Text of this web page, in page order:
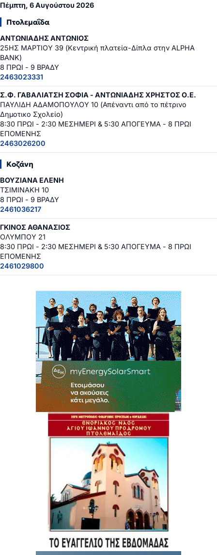
Πέμπτη, 6 Αυγούστου 2026
Πτολεμαΐδα
ΑΝΤΩΝΙΑΔΗΣ ΑΝΤΩΝΙΟΣ
25ΗΣ ΜΑΡΤΙΟΥ 39 (Κεντρική πλατεία-Δίπλα στην ALPHA
BANK)
8 ΠΡΩΙ - 9 ΒΡΑΔΥ
2463023331
Σ.Φ. ΓΑΒΑΛΙΑΤΣΗ ΣΟΦΙΑ - ΑΝΤΩΝΙΑΔΗΣ ΧΡΗΣΤΟΣ Ο.Ε.
ΠΑΥΛΙΔΗ ΑΔΑΜΟΠΟΥΛΟΥ 10 (Απέναντι από το πέτρινο
Δημοτικο Σχολείο)
8:30 ΠΡΩΙ - 2:30 ΜΕΣΗΜΕΡΙ & 5:30 ΑΠΟΓΕΥΜΑ - 8 ΠΡΩΙ
ΕΠΟΜΕΝΗΣ
2463026200
Κοζάνη
ΒΟΥΖΙΑΝΑ ΕΛΕΝΗ
ΤΣΙΜΙΝΑΚΗ 10
8 ΠΡΩΙ - 9 ΒΡΑΔΥ
2461036217
ΓΚΙΝΟΣ ΑΘΑΝΑΣΙΟΣ
ΟΛΥΜΠΟΥ 21
8:30 ΠΡΩΙ - 2:30 ΜΕΣΗΜΕΡΙ & 5:30 ΑΠΟΓΕΥΜΑ - 8 ΠΡΩΙ
ΕΠΟΜΕΝΗΣ
2461029800